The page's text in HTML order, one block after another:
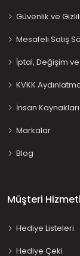
Güvenlik ve
Mesafeli Satış
İptal, Değişim
KVKK
İnsan Kaynakları
Markalar
Blog
Müşteri
Hediye Listeleri
Hediye Çeki